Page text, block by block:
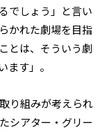
でしょう」と言い
かれた劇場を目指
とは、そういう劇
ます」。
り組みが考えられ
シアター・グリー